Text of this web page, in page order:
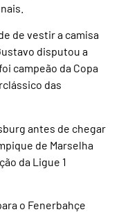
de vestir a camisa
disputou a
campeão da Copa
das
antes de chegar
de Marselha
da Ligue 1
o Fenerbahçe